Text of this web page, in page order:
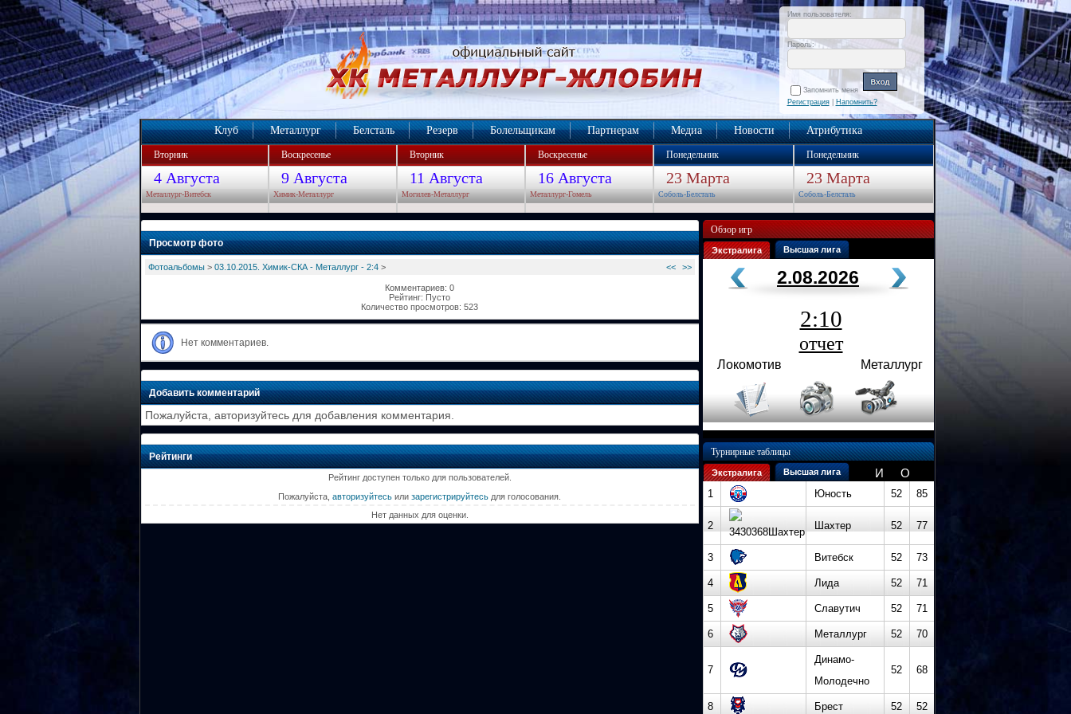
Имя пользователя:
Пароль:
Запомнить меня
Регистрация| Напомнить?
Клуб Металлург Белсталь Резерв Болельщикам Партнерам Медиа Новости Атрибутика
Вторник Воскресенье Вторник Воскресенье Понедельник Понедельник
4 Августа 9 Августа 11 Августа 16 Августа 23 Марта 23 Марта
Металлург-Витебск Химик-Металлург Могилев-Металлург Металлург-Гомель Соболь-Белсталь Соболь-Белсталь
Просмотр фото
Фотоальбомы> 03.10.2015. Химик-СКА - Металлург - 2:4> << >>
Комментариев: 0
Рейтинг: Пусто
Количество просмотров: 523
Нет комментариев.
Добавить комментарий
Пожалуйста, авторизуйтесь для добавления комментария.
Рейтинги
Рейтинг доступен только для пользователей.
Пожалуйста, авторизуйтесь или зарегистрируйтесь для голосования.
Нет данных для оценки.
Обзор игр
Экстралига Высшая лига
2.08.2026
2:10
отчет
Локомотив Металлург
Турнирные таблицы
Экстралига Высшая лига И О
1 Юность 52 85
2 Шахтер 52 77
3 Витебск 52 73
4 Лида 52 71
5 Славутич 52 71
6 Металлург 52 70
7
Динамо-
Молодечно
52 68
8 Брест 52 52